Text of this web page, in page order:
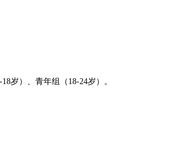
岁）、青年组（18-24岁） 。